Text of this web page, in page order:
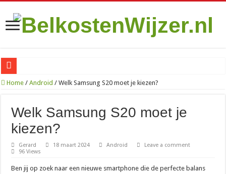
Zo vind je de goedkoopste Sim Only met onbeperkt internet in 2026
070 netnummer: wat is het en welke plaatsen vallen eronder?
010: alles over het bekende netnummer en de stad Rotterdam
085 nummer: wat is het en waar komt het vandaan?
Home / Android / Welk Samsung S20 moet je kiezen?
Welk Samsung S20 moet je
kiezen?
Gerard 18 maart 2024 Android
Leave a comment
96 Views
Ben jij op zoek naar een nieuwe smartphone die de perfecte balans